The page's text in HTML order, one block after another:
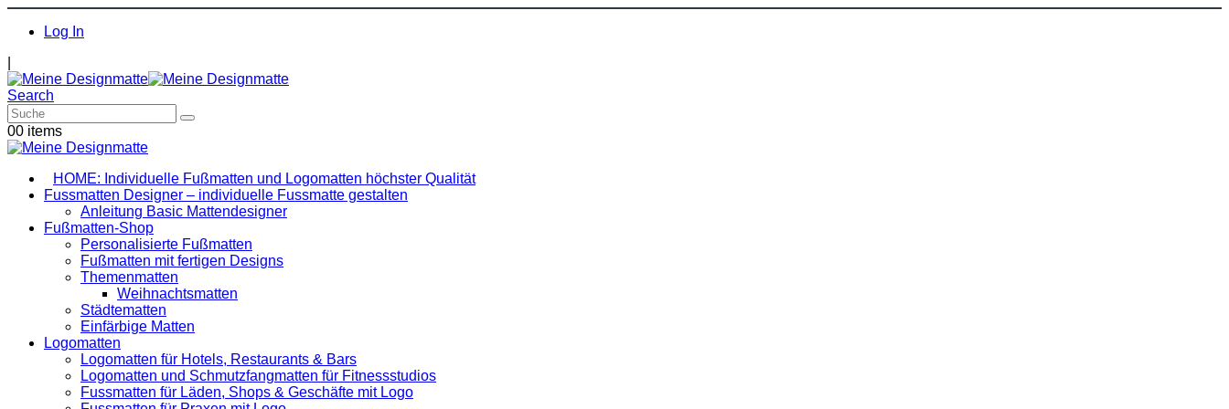
Log In
Search
00 items
HOME: Individuelle Fußmatten und Logomatten höchster Qualität
Fussmatten Designer – individuelle Fussmatte gestalten
Anleitung Basic Mattendesigner
Fußmatten-Shop
Personalisierte Fußmatten
Fußmatten mit fertigen Designs
Themenmatten
Weihnachtsmatten
Städtematten
Einfärbige Matten
Logomatten
Logomatten für Hotels, Restaurants & Bars
Logomatten und Schmutzfangmatten für Fitnessstudios
Fussmatten für Läden, Shops & Geschäfte mit Logo